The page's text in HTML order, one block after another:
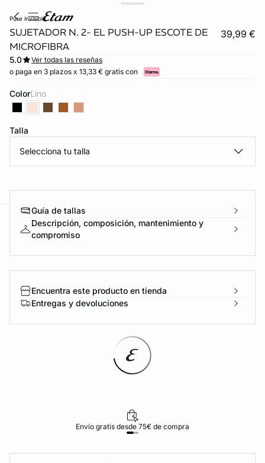
pure invisible
SUJETADOR N. 2- EL PUSH-UP ESCOTE DE
MICROFIBRA
39,99 €
5.0
Ver todas las reseñas
o paga en 3 plazos x 13,33 € gratis con
Color lino
Talla
Selecciona tu talla
Guía de tallas
Descripción, composición, mantenimiento y
compromiso
Encuentra este producto en tienda
Entregas y devoluciones
Envío gratis desde 75€ de compra